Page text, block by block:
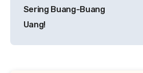
Sering Buang-Buang
Uang!